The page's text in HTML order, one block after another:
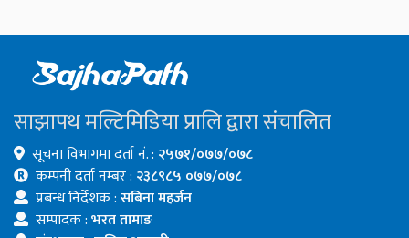
साझापथ मल्टिमिडिया प्रालि द्वारा संचालित
सूचना विभागमा दर्ता नं. : २५७१/०७७/०७८
कम्पनी दर्ता नम्बर : २३८९८५ ०७७/०७८
प्रबन्ध निर्देशक :सबिना महर्जन
सम्पादक :भरत तामाङ